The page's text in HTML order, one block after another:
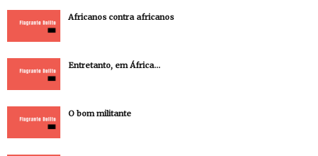
Africanos contra africanos
Entretanto, em África…
O bom militante